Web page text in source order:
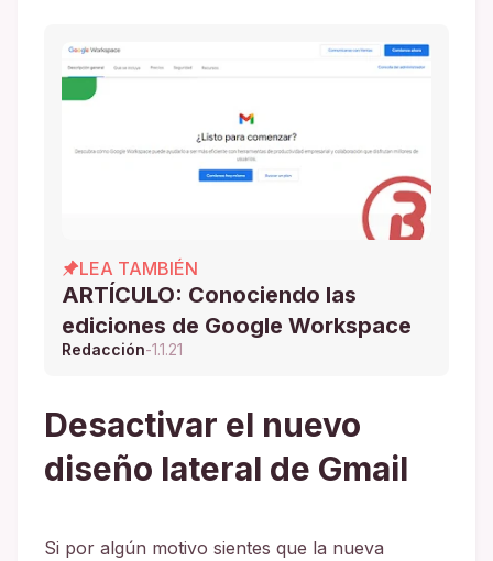
LEA TAMBIÉN
ARTÍCULO: Conociendo las
ediciones de Google Workspace
Redacción-1.1.21
Desactivar el nuevo
diseño lateral de Gmail
Si por algún motivo sientes que la nueva